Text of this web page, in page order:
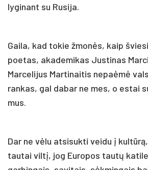
lyginant su Rusija.
Gaila, kad tokie žmonės, kaip
poetas, akademikas Justinas
Marcelijus Martinaitis nepaėmė
rankas, gal dabar ne mes, o estai
mus.
Dar ne vėlu atsisukti veidu į
tautai viltį, jog Europos tautų